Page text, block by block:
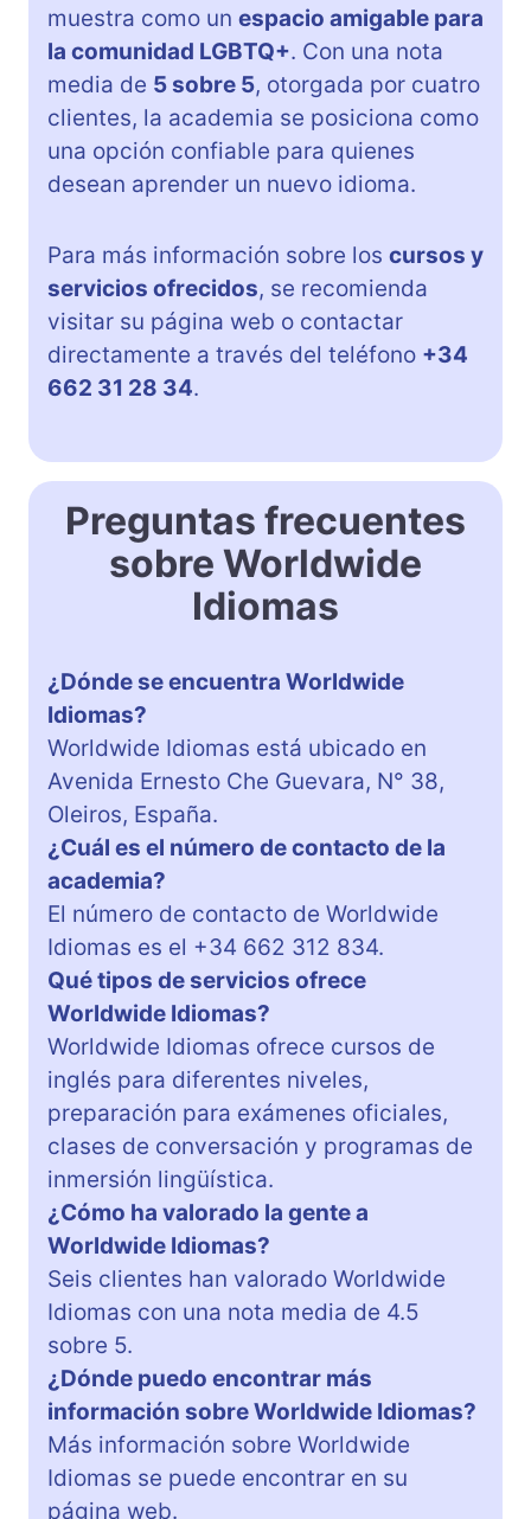
muestra como un espacio amigable para
la comunidad LGBTQ+. Con una nota
media de 5 sobre 5, otorgada por cuatro
clientes, la academia se posiciona como
una opción confiable para quienes
desean aprender un nuevo idioma.
Para más información sobre los cursos y
servicios ofrecidos, se recomienda
visitar su página web o contactar
directamente a través del teléfono +34
662 31 28 34.
Preguntas frecuentes
sobre Worldwide
Idiomas
¿Dónde se encuentra Worldwide
Idiomas?
Worldwide Idiomas está ubicado en
Avenida Ernesto Che Guevara, N° 38,
Oleiros, España.
¿Cuál es el número de contacto de la
academia?
El número de contacto de Worldwide
Idiomas es el +34 662 312 834.
Qué tipos de servicios ofrece
Worldwide Idiomas?
Worldwide Idiomas ofrece cursos de
inglés para diferentes niveles,
preparación para exámenes oficiales,
clases de conversación y programas de
inmersión lingüística.
¿Cómo ha valorado la gente a
Worldwide Idiomas?
Seis clientes han valorado Worldwide
Idiomas con una nota media de 4.5
sobre 5.
¿Dónde puedo encontrar más
información sobre Worldwide Idiomas?
Más información sobre Worldwide
Idiomas se puede encontrar en su
página web.